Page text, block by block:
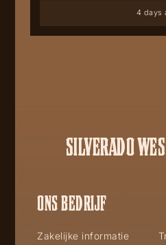
4 days
SILVERADO
ONS BEDRIJF
Zakelijke informatie